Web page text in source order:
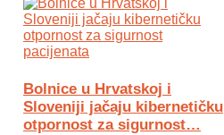
Bolnice u Hrvatskoj i
Sloveniji jačaju kibernetičku
otpornost za sigurnost…